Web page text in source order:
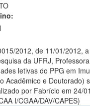
Regional
e dos Direitos Humanos
da UFRJ,
letivas do PPG em
Acadêmico e Doutorado)
em 24/01/2012. (OFÍCIO
I/CGAA/DAV/CAPES)